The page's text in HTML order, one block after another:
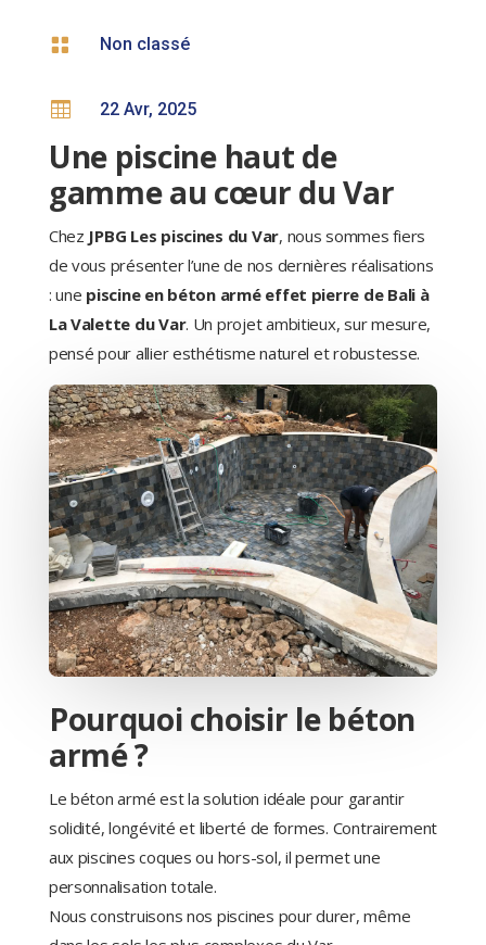
 Non classé
 22 Avr, 2025
Une piscine haut de
gamme au cœur du Var
Chez JPBG Les piscines du Var, nous sommes fiers
de vous présenter l’une de nos dernières réalisations
: une piscine en béton armé effet pierre de Bali à
La Valette du Var. Un projet ambitieux, sur mesure,
pensé pour allier esthétisme naturel et robustesse.
Pourquoi choisir le béton
armé ?
Le béton armé est la solution idéale pour garantir
solidité, longévité et liberté de formes. Contrairement
aux piscines coques ou hors-sol, il permet une
personnalisation totale.
Nous construisons nos piscines pour durer, même